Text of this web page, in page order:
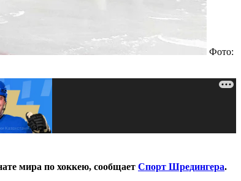
Фото:
мира по хоккею, сообщает Спорт Шредингера.